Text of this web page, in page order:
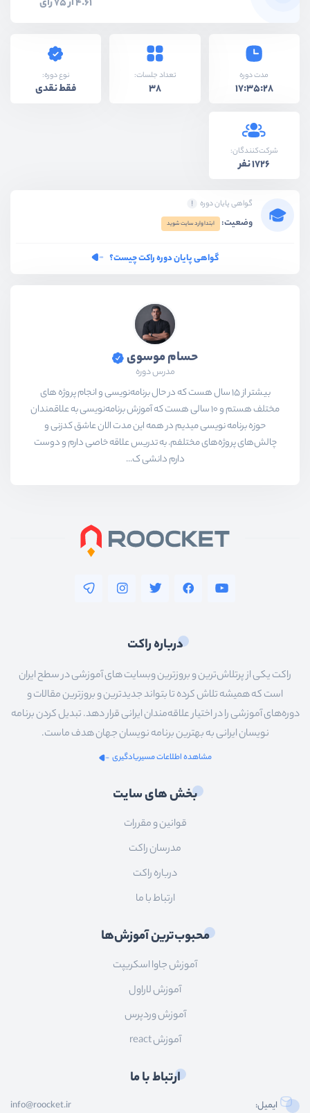
4.61 از 75 رای
مدت دوره
17:35:28
تعداد جلسات:
38
نوع دوره:
فقط نقدی
شرکت‌کنندگان:
1726 نفر
گواهی پایان دوره
وضعیت: ابتدا وارد سایت شوید
گواهی پایان دوره راکت چیست؟
حسام موسوی
مدرس دوره
بیشتر از ۱۵ سال هست که در حال برنامه‌نویسی و انجام پروژه های
مختلف هستم و ۱۰ سالی هست که آموزش برنامه‌نویسی به علاقمندان
حوزه برنامه نویسی میدیم در همه این مدت الان عاشق کدزنی و
چالش‌های پروژه‌های مختلفم. به تدریس علاقه خاصی دارم و دوست
دارم دانشی ک...
درباره راکت
راکت یکی از پرتلاش‌ترین و بروزترین وبسایت های آموزشی در سطح ایران
است که همیشه تلاش کرده تا بتواند جدیدترین و بروزترین مقالات و
دوره‌های آموزشی را در اختیار علاقه‌مندان ایرانی قرار دهد. تبدیل کردن برنامه
نویسان ایرانی به بهترین برنامه نویسان جهان هدف ماست.
مشاهده اطلاعات مسیریادگیری
بخش های سایت
قوانین و مقررات
مدرسان راکت
درباره راکت
ارتباط با ما
محبوب‌ترین آموزش‌ها
آموزش جاوا اسکریپت
آموزش لاراول
آموزش وردپرس
آموزش react
ارتباط با ما
ایمیل: info@roocket.ir